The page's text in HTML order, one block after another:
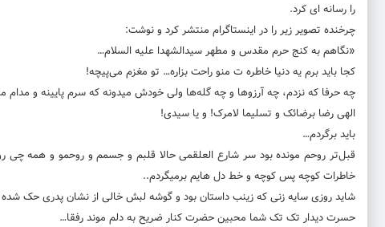
را رسانه ای کرد.
چرخنده تصویر زیر را در اینستاگرام منتشر کرد و نوشت:
«نگاهم به کنج حرم مقدس و مطهر سیدالشهدا علیه السلام…
کجا باید برم یه دنیا خاطره ت منو راحت بزاره… تو مغزم می‌پیچه!
چه حرفا که نزدم، چه آرزوها و چه گله‌ها ولی خودش میدونه که سرم پایینه و مدام
الهی رضا برضائک و تسلیما لامرک! و یا سیدی!
باید برگردم…
قبل‌تر روحم مونده بود سر شارع العلقمی حالا قلبم و جسمم و روحمو و همه چی
خاطرات کوچه پس کوچه و خط دل هایم برمیگردم..
شاید روزی سایه زنی که زینب داستان بود و گوشه لبش خالی از نشان پدری حک شده
حسرت دیدار تک تک شما محبین حضرت کنار ضریح به دلم موند رفقا…